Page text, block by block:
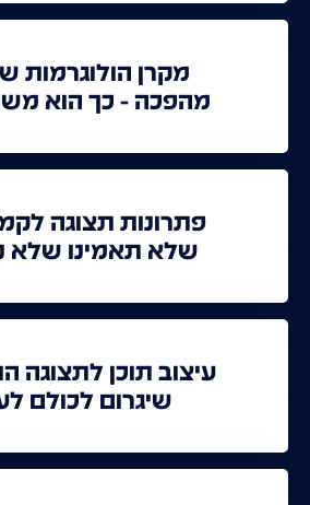
מקרן הולוגרמות
מהפכה - כך הוא
פתרונות תצוגה
שלא תאמינו שלא
עיצוב תוכן לתצוגה
שיגרום לכולם